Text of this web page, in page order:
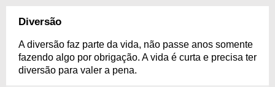
Diversão
A diversão faz parte da vida, não passe anos somente
fazendo algo por obrigação. A vida é curta e precisa ter
diversão para valer a pena.